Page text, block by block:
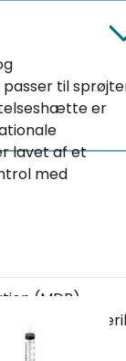
passer til
er
lavet af et
med
(MDR)
toksisk.